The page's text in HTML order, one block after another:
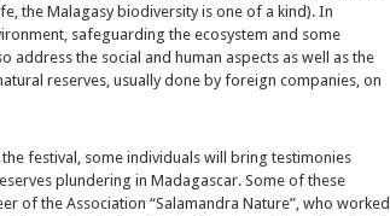
the Malagasy biodiversity is one of a kind). In
safeguarding the ecosystem and some
address the social and human aspects as well as the
reserves, usually done by foreign companies, on
festival, some individuals will bring testimonies
plundering in Madagascar. Some of these
of the Association “Salamandra Nature”, who worked